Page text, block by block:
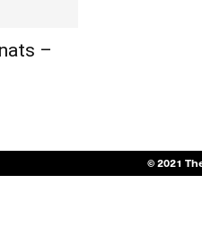
–
© 2021